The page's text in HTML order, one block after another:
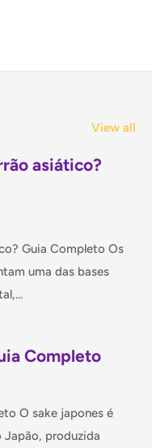
View all
asiático?
Guia Completo Os
uma das bases
Completo
O sake japones é
produzida